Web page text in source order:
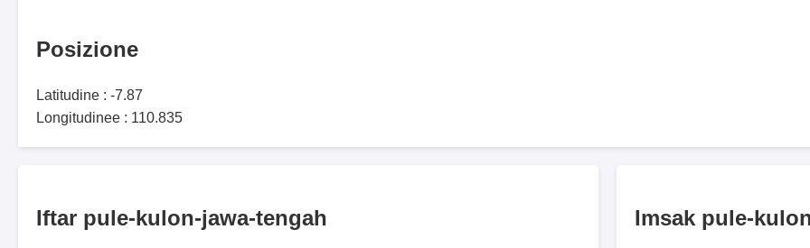
Posizione
Latitudine : -7.87
Longitudinee : 110.835
Iftar pule-kulon-jawa-tengah Imsak pule-